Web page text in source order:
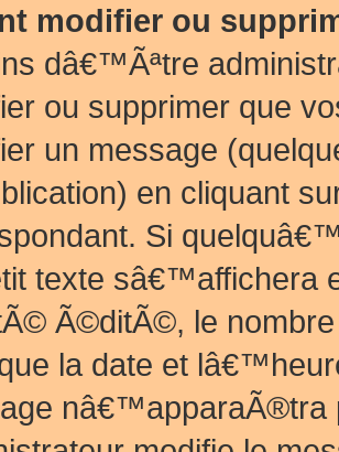
modifier ou
dâ€™Ãªtre
ou supprimer que
un message
en cliquant
Si
texte sâ€™affichera
Ã©ditÃ©, le
la date et
nâ€™apparaÃ®tra